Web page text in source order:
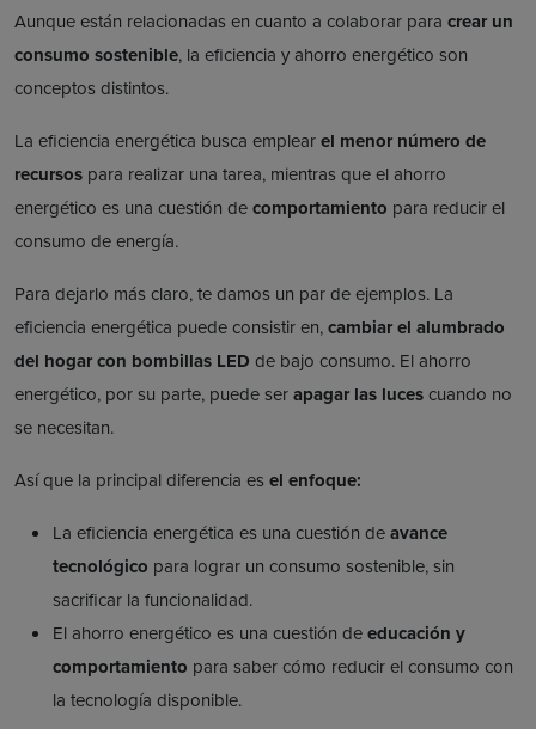
Aunque están relacionadas en cuanto a colaborar para crear un
consumo sostenible, la eficiencia y ahorro energético son
conceptos distintos.
La eficiencia energética busca emplearel menor número de
recursos para realizar una tarea, mientras que el ahorro
energético es una cuestión decomportamiento para reducir el
consumo de energía.
Para dejarlo más claro, te damos un par de ejemplos. La
eficiencia energética puede consistir en,cambiar el alumbrado
del hogar con bombillas LED de bajo consumo. El ahorro
energético, por su parte, puede serapagar las lucescuando no
se necesitan.
Así que la principal diferencia es el enfoque:
La eficiencia energética es una cuestión deavance
tecnológico para lograr un consumo sostenible, sin
sacrificar la funcionalidad.
El ahorro energético es una cuestión deeducación y
comportamiento para saber cómo reducir el consumo con
la tecnología disponible.